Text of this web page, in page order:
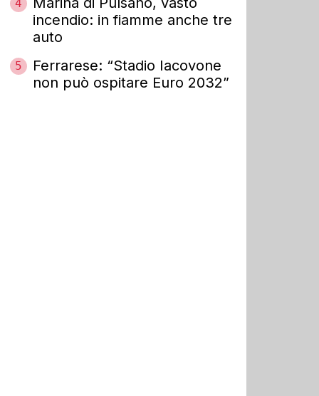
4
incendio: in fiamme anche tre
auto
5
Ferrarese: “Stadio Iacovone
non può ospitare Euro 2032”